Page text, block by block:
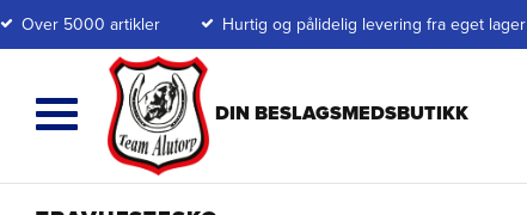
Over 5000 artikler Hurtig og pålidelig levering fra eget lager